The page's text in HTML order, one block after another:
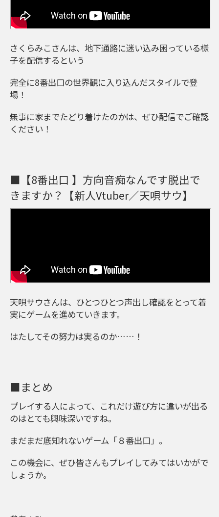
さくらみこさんは、地下通路に迷い込み困っている様
子を配信するという
完全に8番出口の世界観に入り込んだスタイルで登
場！
無事に家までたどり着けたのかは、ぜひ配信でご確認
ください！
■【8番出口 】方向音痴なんです脱出で
きますか？【新人Vtuber／天唄サウ】
天唄サウさんは、ひとつひとつ声出し確認をとって着
実にゲームを進めていきます。
はたしてその努力は実るのか……！
■まとめ
プレイする人によって、これだけ遊び方に違いが出る
のはとても興味深いですね。
まだまだ底知れないゲーム「８番出口」。
この機会に、ぜひ皆さんもプレイしてみてはいかがで
しょうか。